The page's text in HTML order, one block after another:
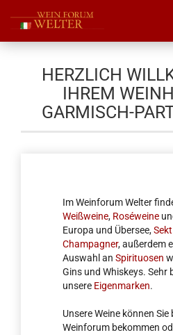
HERZLICH
IHREM
GARMISCH-
Im Weinforum Welter
Weißweine, Roséweine
Europa und Übersee,
Champagner, außerdem
Auswahl an Spirituosen
Gins und Whiskeys. Sehr
unsere Eigenmarken.
Unsere Weine können Sie
Weinforum bekommen